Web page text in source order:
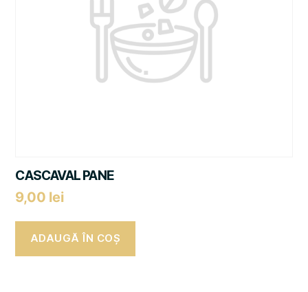
CASCAVAL PANE
9,00 lei
ADAUGĂ ÎN COȘ